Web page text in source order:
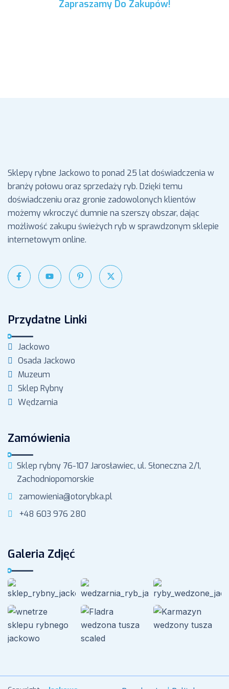
Zapraszamy Do Zakupów!
Sklepy rybne Jackowo to ponad 25 lat doświadczenia w
branży połowu oraz sprzedaży ryb. Dzięki temu
doświadczeniu oraz gronie zadowolonych klientów
możemy wkroczyć dumnie na szerszy obszar, dając
możliwość zakupu świeżych ryb w sprawdzonym sklepie
internetowym online.
Przydatne Linki
Jackowo
Osada Jackowo
Muzeum
Sklep Rybny
Wędzarnia
Zamówienia
Sklep rybny 76-107 Jarosławiec, ul. Słoneczna 2/1,
Zachodniopomorskie
zamowienia@otorybka.pl
+48 603 976 280
Galeria Zdjęć